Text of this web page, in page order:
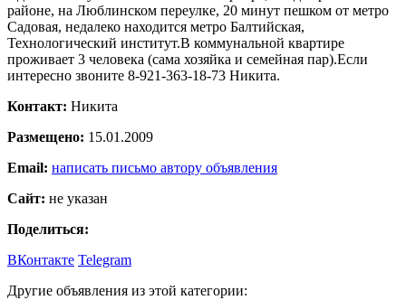
районе, на Люблинском переулке, 20 минут пешком от метро
Садовая, недалеко находится метро Балтийская,
Технологический институт.В коммунальной квартире
проживает 3 человека (сама хозяйка и семейная пар).Если
интересно звоните 8-921-363-18-73 Никита.
Контакт: Никита
Размещено: 15.01.2009
Email: написать письмо автору объявления
Сайт: не указан
Поделиться:
ВКонтакте Telegram
Другие объявления из этой категории: